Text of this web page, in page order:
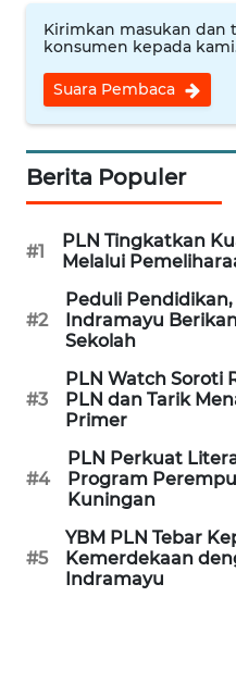
Kirimkan masukan dan
konsumen kepada
Suara Pembaca
Berita Populer
#1
PLN Tingkatkan
Melalui
#2
Peduli Pendidikan,
Indramayu
Sekolah
#3
PLN Watch Soroti
PLN dan Tarik
Primer
#4
PLN Perkuat
Program
Kuningan
#5
YBM PLN Tebar
Kemerdekaan
Indramayu
WN
SUBANG
WN
SUKABUMI
WN
PURWAKARTA
WN
PRIANGAN
TIMUR
WN
SEMARANG
WN
SOLO
WN
BOROBUDUR